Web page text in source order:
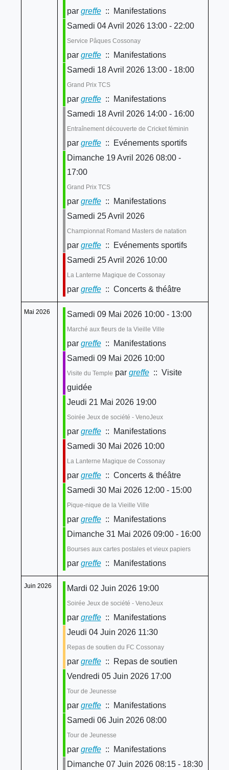
par greffe:: Manifestations
Samedi 04 Avril 2026 13:00 - 22:00
Service Pâques Cossonay
par greffe:: Manifestations
Samedi 18 Avril 2026 13:00 - 18:00
Grand Prix TCS
par greffe:: Manifestations
Samedi 18 Avril 2026 14:00 - 16:00
Entraînement découverte de Cricket féminin
par greffe:: Evénements sportifs
Dimanche 19 Avril 2026 08:00 -
17:00
Grand Prix TCS
par greffe:: Manifestations
Samedi 25 Avril 2026
Championnat Romand Masters de natation
par greffe:: Evénements sportifs
Samedi 25 Avril 2026 10:00
La Lanterne Magique de Cossonay
par greffe:: Concerts & théâtre
Mai 2026 Samedi 09 Mai 2026 10:00 - 13:00
Marché aux fleurs de la Vieille Ville
par greffe:: Manifestations
Samedi 09 Mai 2026 10:00
Visite du Temple par greffe:: Visite
guidée
Jeudi 21 Mai 2026 19:00
Soirée Jeux de société - VenoJeux
par greffe:: Manifestations
Samedi 30 Mai 2026 10:00
La Lanterne Magique de Cossonay
par greffe:: Concerts & théâtre
Samedi 30 Mai 2026 12:00 - 15:00
Pique-nique de la Vieille Ville
par greffe:: Manifestations
Dimanche 31 Mai 2026 09:00 - 16:00
Bourses aux cartes postales et vieux papiers
par greffe:: Manifestations
Juin 2026 Mardi 02 Juin 2026 19:00
Soirée Jeux de société - VenoJeux
par greffe:: Manifestations
Jeudi 04 Juin 2026 11:30
Repas de soutien du FC Cossonay
par greffe:: Repas de soutien
Vendredi 05 Juin 2026 17:00
Tour de Jeunesse
par greffe:: Manifestations
Samedi 06 Juin 2026 08:00
Tour de Jeunesse
par greffe:: Manifestations
Dimanche 07 Juin 2026 08:15 - 18:30